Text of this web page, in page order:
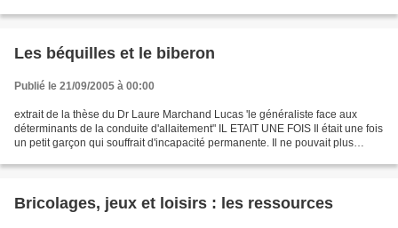
Les béquilles et le biberon
Publié le 21/09/2005 à 00:00
extrait de la thèse du Dr Laure Marchand Lucas 'le généraliste face aux
déterminants de la conduite d'allaitement" IL ETAIT UNE FOIS Il était une fois
un petit garçon qui souffrait d'incapacité permanente. Il ne pouvait plus
Bricolages, jeux et loisirs : les ressources